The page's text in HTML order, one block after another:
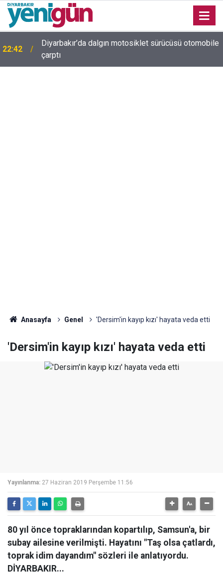
22:42
Diyarbakır’da dalgın motosiklet sürücüsü otomobile
çarptı
22:37
Diyarbakır trafiğinde şaşırtan görüntü: Dönüp dönüp
baktılar
Anasayfa Genel 'Dersim'in kayıp kızı' hayata veda etti
'Dersim'in kayıp kızı' hayata veda etti
Yayınlanma: 27 Haziran 2019 Perşembe 11:56
80 yıl önce topraklarından kopartılıp, Samsun'a, bir
subay ailesine verilmişti. Hayatını "Taş olsa çatlardı,
toprak idim dayandım" sözleri ile anlatıyordu.
DİYARBAKIR...